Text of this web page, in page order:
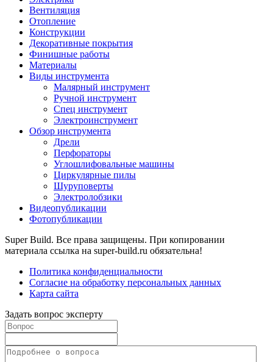
Вентиляция
Отопление
Конструкции
Декоративные покрытия
Финишные работы
Материалы
Виды инструмента
Малярный инструмент
Ручной инструмент
Спец инструмент
Электроинструмент
Обзор инструмента
Дрели
Перфораторы
Углошлифовальные машины
Циркулярные пилы
Шуруповерты
Электролобзики
Видеопубликации
Фотопубликации
Super Build. Все права защищены. При копировании
материала ссылка на super-build.ru обязательна!
Политика конфиденциальности
Согласие на обработку персональных данных
Карта сайта
Задать вопрос эксперту